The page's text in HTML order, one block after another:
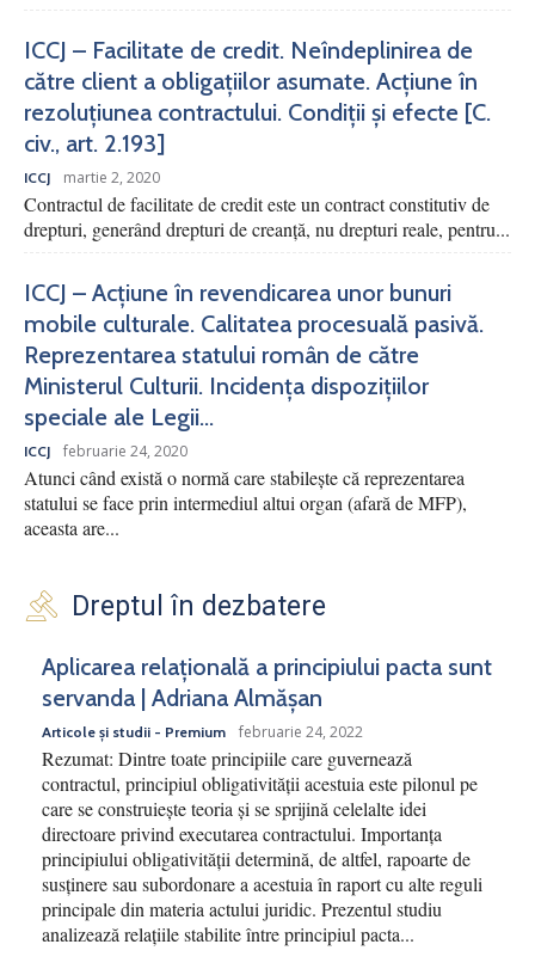
ICCJ – Facilitate de credit. Neîndeplinirea de
către client a obligațiilor asumate. Acțiune în
rezoluțiunea contractului. Condiții și efecte [C.
civ., art. 2.193]
ICCJ martie 2, 2020
Contractul de facilitate de credit este un contract constitutiv de
drepturi, generând drepturi de creanță, nu drepturi reale, pentru...
ICCJ – Acțiune în revendicarea unor bunuri
mobile culturale. Calitatea procesuală pasivă.
Reprezentarea statului român de către
Ministerul Culturii. Incidența dispozițiilor
speciale ale Legii...
ICCJ februarie 24, 2020
Atunci când există o normă care stabilește că reprezentarea
statului se face prin intermediul altui organ (afară de MFP),
aceasta are...
Dreptul în dezbatere
Aplicarea relațională a principiului pacta sunt
servanda | Adriana Almășan
Articole și studii - Premium februarie 24, 2022
Rezumat: Dintre toate principiile care guvernează
contractul, principiul obligativității acestuia este pilonul pe
care se construiește teoria și se sprijină celelalte idei
directoare privind executarea contractului. Importanța
principiului obligativității determină, de altfel, rapoarte de
susținere sau subordonare a acestuia în raport cu alte reguli
principale din materia actului juridic. Prezentul studiu
analizează relațiile stabilite între principiul pacta...